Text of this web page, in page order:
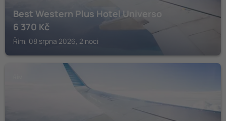
Best Western Plus Hotel Universo
6 370 Kč
Řím, 08 srpna 2026, 2 noci